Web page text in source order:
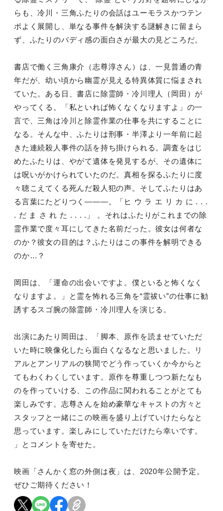
らも、冷川・三角ふたりの会話はユーモラスかつテン
ポよく展開し、単なる事件を解決する謎解きに留まら
ず、ふたりのバディ感の面白さが最大の見どころだ。
書店で働く三角康介（志尊淳さん）は、一見普通の青
年だが、幼い頃から幽霊が見える特異体質に悩まされ
ていた。ある日、書店に除霊師・冷川理人（岡田）が
やってくる。「私といれば怖くなくなりますよ」の一
言で、三角は冷川と除霊作業の仕事を共にすることに
なる。そんな中、ふたりは刑事・半澤より一年前に起
きた連続殺人事件の話を持ち掛けられる。調査をはじ
めたふたりは、やがて遺体を発見するが、その遺体に
は呪いがかけられていたのだ。真相を探るふたりに度
々聴こえてくる死んだ殺人犯の声。そしてふたりはあ
る言葉にたどりつく―――。「ヒ ウ ラ エ リ カ に . . .
. だ ま さ れ た . . . .」 。それはふたりがこれまでの除
霊作業で度々耳にしてきた名前だった。彼女は何者な
のか？彼女の目的は？ふたりはこの事件を解明できる
のか…？
岡田は、「運命の出会いですよ。僕といると怖くなく
なりますよ。」と霊を怖れる三角を“霊祓い”の仕事に勧
誘するスゴ腕の除霊師・冷川理人を演じる。
出演にあたり岡田は、「脚本、原作を読ませていただ
いた時に映像化したら面白くなるなと思いました。リ
アルとアンリアルの狭間でどう作っていくか今からと
てもわくわくしています。原作を尊重しつつ新たなも
のを作っていける、この作品に関われることがとても
楽しみです。志尊さんを始め豪華なキャストの方々と
スタッフと一緒にこの映画を盛り上げていけたらなと
思っています。楽しみにしていただけたら幸いです。
」とコメントを寄せた。
映画「さんかく窓の外側は夜」は、2020年公開予定。
ぜひご期待ください！